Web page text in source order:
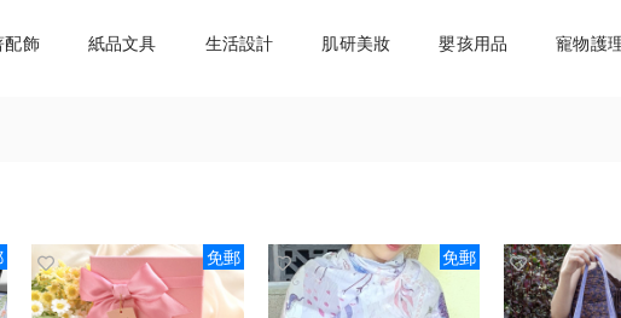
配飾 紙品文具 生活設計 肌研美妝 嬰孩用品 寵物護
免郵 免郵